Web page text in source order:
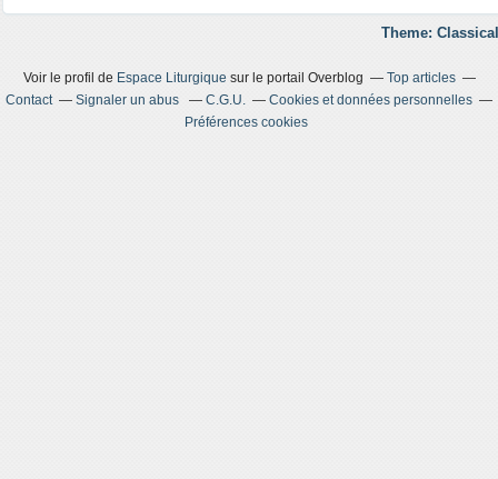
Theme:
Voir le profil de Espace Liturgiquesur le portail Overblog
Top articles
Contact
Signaler un abus C.G.U.
Cookies et données personnelles
Préférences cookies